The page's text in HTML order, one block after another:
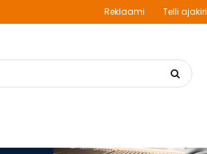
Reklaami Telli ajakiri